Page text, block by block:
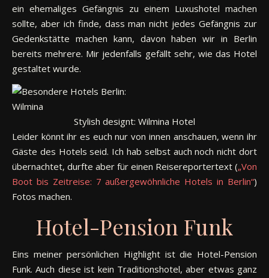
ein ehemaliges Gefängnis zu einem Luxushotel machen
sollte, aber ich finde, dass man nicht jedes Gefängnis zur
Gedenkstätte machen kann, davon haben wir in Berlin
bereits mehrere. Mir jedenfalls gefällt sehr, wie das Hotel
gestaltet wurde.
Stylish designt: Wilmina Hotel
Leider könnt ihr es euch nur von innen anschauen, wenn ihr
Gäste des Hotels seid. Ich hab selbst auch noch nicht dort
übernachtet, durfte aber für einen Reisereportertext („Von
Boot bis Zeitreise: 7 außergewöhnliche Hotels in Berlin“)
Fotos machen.
Hotel-Pension Funk
Eins meiner persönlichen Highlight ist die Hotel-Pension
Funk. Auch diese ist kein Traditionshotel, aber etwas ganz